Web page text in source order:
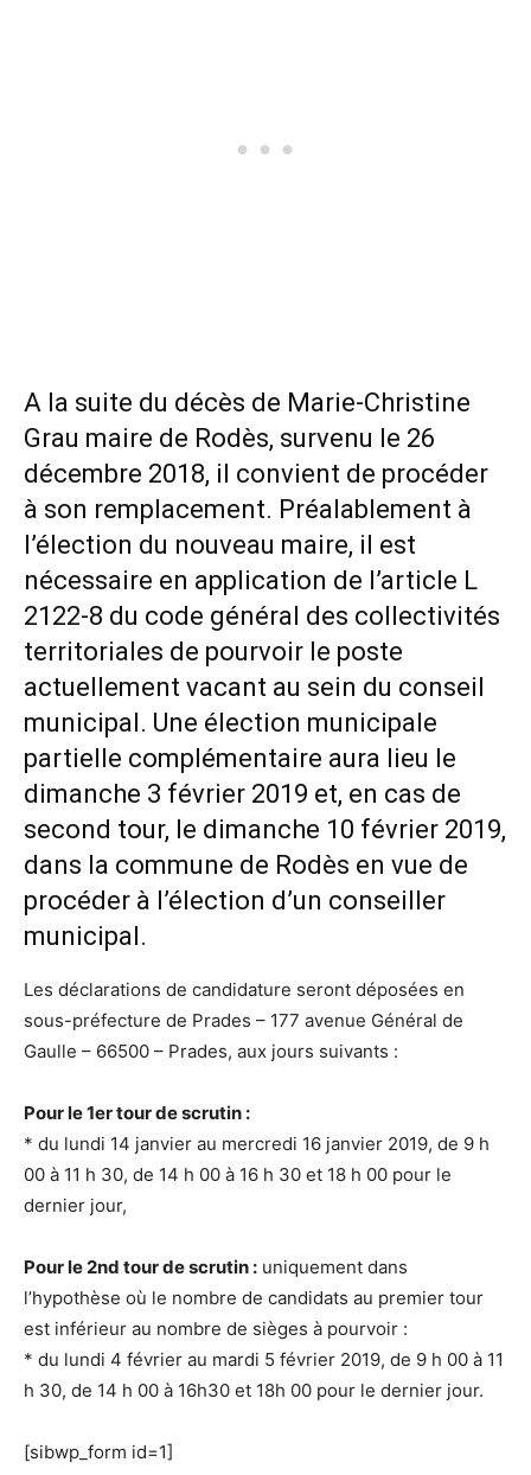
A la suite du décès de Marie-Christine
Grau maire de Rodès, survenu le 26
décembre 2018, il convient de procéder
à son remplacement. Préalablement à
l’élection du nouveau maire, il est
nécessaire en application de l’article L
2122-8 du code général des collectivités
territoriales de pourvoir le poste
actuellement vacant au sein du conseil
municipal. Une élection municipale
partielle complémentaire aura lieu le
dimanche 3 février 2019 et, en cas de
second tour, le dimanche 10 février 2019,
dans la commune de Rodès en vue de
procéder à l’élection d’un conseiller
municipal.
Les déclarations de candidature seront déposées en
sous-préfecture de Prades – 177 avenue Général de
Gaulle – 66500 – Prades, aux jours suivants :
Pour le 1er tour de scrutin :
* du lundi 14 janvier au mercredi 16 janvier 2019, de 9 h
00 à 11 h 30, de 14 h 00 à 16 h 30 et 18 h 00 pour le
dernier jour,
Pour le 2nd tour de scrutin : uniquement dans
l’hypothèse où le nombre de candidats au premier tour
est inférieur au nombre de sièges à pourvoir :
* du lundi 4 février au mardi 5 février 2019, de 9 h 00 à 11
h 30, de 14 h 00 à 16h30 et 18h 00 pour le dernier jour.
[sibwp_form id=1]